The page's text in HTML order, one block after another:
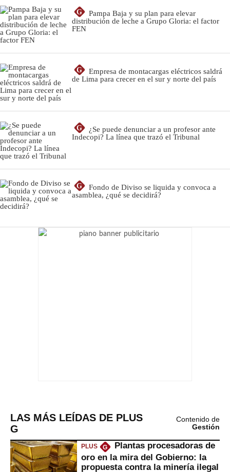
G
Pampa Baja y su plan para elevar
distribución de leche a Grupo Gloria: el factor
FEN
G
Empresa de montacargas eléctricos saldrá
de Lima para crecer en el sur y norte del país
G
¿Se puede denunciar a un profesor ante
Indecopi? La línea que trazó el Tribunal
G
Fondo de Diviso se liquida y convoca a
asamblea, ¿qué se decidirá?
LAS MÁS LEÍDAS DE PLUS
G
Contenido de
Gestión
PLUS G
Plantas procesadoras de
oro en la mira del Gobierno: la
propuesta contra la minería ilegal